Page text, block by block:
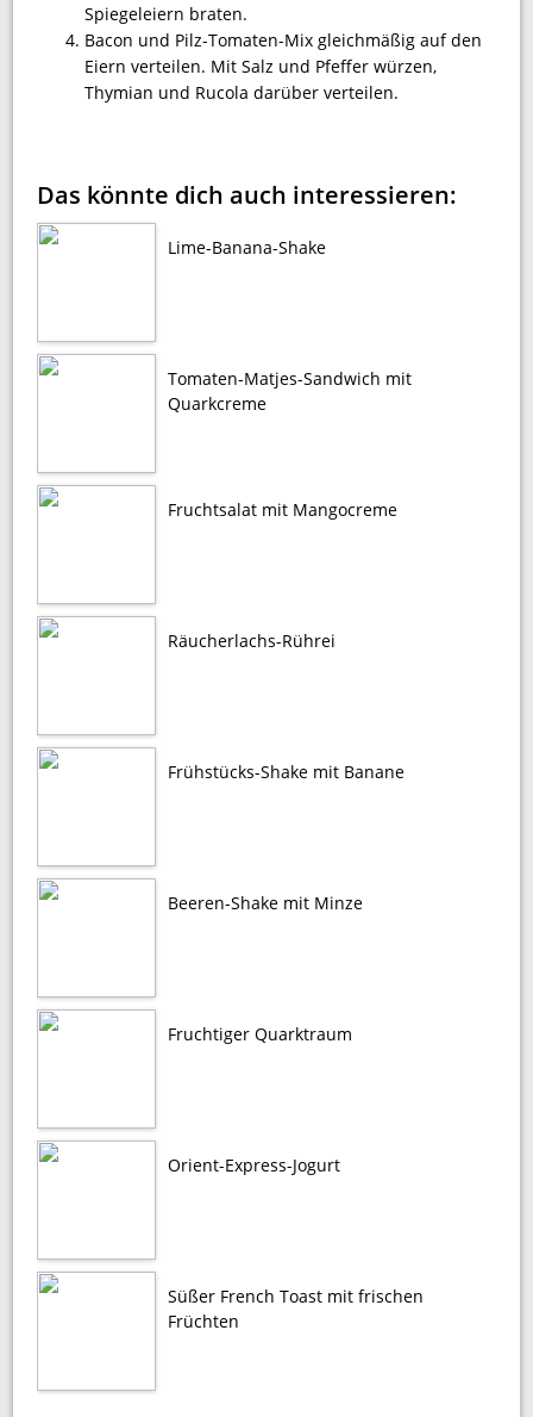
Spiegeleiern braten.
Bacon und Pilz-Tomaten-Mix gleichmäßig auf den
Eiern verteilen. Mit Salz und Pfeffer würzen,
Thymian und Rucola darüber verteilen.
Das könnte dich auch interessieren:
Lime-Banana-Shake
Tomaten-Matjes-Sandwich mit
Quarkcreme
Fruchtsalat mit Mangocreme
Räucherlachs-Rührei
Frühstücks-Shake mit Banane
Beeren-Shake mit Minze
Fruchtiger Quarktraum
Orient-Express-Jogurt
Süßer French Toast mit frischen
Früchten